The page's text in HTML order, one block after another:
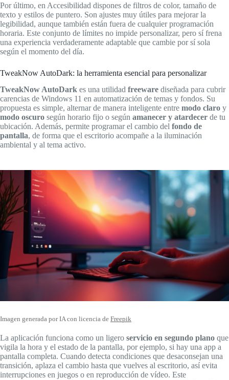
Por último, en Accesibilidad dispones de filtros de color, tamaño de
texto y estilos de puntero. Son ajustes muy útiles para mejorar la
legibilidad, aunque también están fuera de cualquier programación
horaria. Este conjunto de límites no impide personalizar, pero sí frena
una experiencia verdaderamente adaptable que cambie por sí sola
según el momento del día.
TweakNow AutoDark: la herramienta esencial para personalizar
TweakNow AutoDark es una utilidad freeware diseñada para cubrir
carencias de Windows 11 en automatización de temas y fondos. Su
propuesta es simple, alternar de manera inteligente entre modo claro y
modo oscuro según horario fijo o según amanecer y atardecer de tu
ubicación. Además, permite programar el cambio del fondo de
pantalla, de forma que el escritorio acompañe a la iluminación
ambiental y al tema activo.
Imagen generada por IA con licencia de Freepik
La aplicación funciona como un ligero servicio en segundo plano que
vigila la hora y el estado de la pantalla, por ejemplo, si hay una app a
pantalla completa. Cuando detecta condiciones que desaconsejan una
transición, aplaza el cambio hasta que vuelves al escritorio, así evita
interrupciones en juegos o en reproducción de vídeo. Este